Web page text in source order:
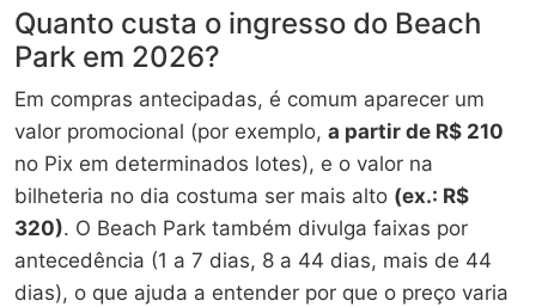
Quanto custa o ingresso do Beach
Park em 2026?
Em compras antecipadas, é comum aparecer um
valor promocional (por exemplo, a partir de R$ 210
no Pix em determinados lotes), e o valor na
bilheteria no dia costuma ser mais alto (ex.: R$
320). O Beach Park também divulga faixas por
antecedência (1 a 7 dias, 8 a 44 dias, mais de 44
dias), o que ajuda a entender por que o preço varia